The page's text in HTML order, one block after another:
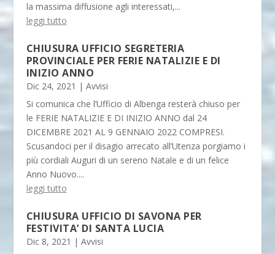
la massima diffusione agli interessati,...
leggi tutto
CHIUSURA UFFICIO SEGRETERIA
PROVINCIALE PER FERIE NATALIZIE E DI
INIZIO ANNO
Dic 24, 2021 | Avvisi
Si comunica che l’Ufficio di Albenga resterà chiuso per
le FERIE NATALIZIE E DI INIZIO ANNO dal 24
DICEMBRE 2021 AL 9 GENNAIO 2022 COMPRESI.
Scusandoci per il disagio arrecato all’Utenza porgiamo i
più cordiali Auguri di un sereno Natale e di un felice
Anno Nuovo....
leggi tutto
CHIUSURA UFFICIO DI SAVONA PER
FESTIVITA’ DI SANTA LUCIA
Dic 8, 2021 | Avvisi